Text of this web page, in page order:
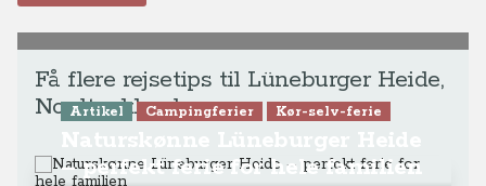
Få flere rejsetips til Lüneburger Heide,
Nordtyskland
Artikel Campingferier Kør-selv-ferie
– perfekt ferie for hele familien